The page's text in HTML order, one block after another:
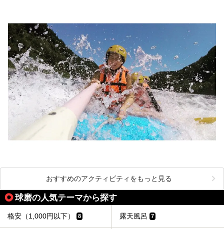
おすすめのアクティビティをもっと見る
球磨の人気テーマから探す
格安（1,000円以下） 8 露天風呂 7